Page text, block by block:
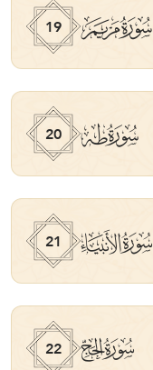
19 ﮟ
20 ﮠ
21 ﮡ
22 ﮢ